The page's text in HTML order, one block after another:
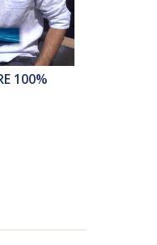
100%